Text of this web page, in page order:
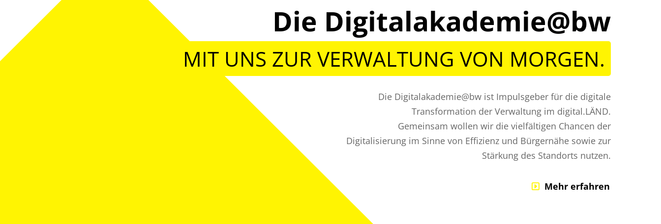
Die Digitalakademie@bw
MIT UNS ZUR VERWALTUNG VON MORGEN.
Die Digitalakademie@bw ist Impulsgeber für die digitale
Transformation der Verwaltung im digital.LÄND.
Gemeinsam wollen wir die vielfältigen Chancen der
Digitalisierung im Sinne von Effizienz und Bürgernähe sowie zur
Stärkung des Standorts nutzen.
Mehr erfahren